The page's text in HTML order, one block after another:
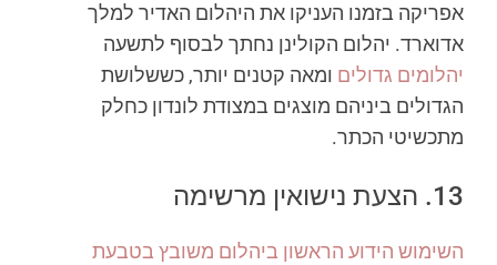
אפריקה בזמנו העניקו את היהלום האדיר למלך
אדוארד. יהלום הקולינן נחתך לבסוף לתשעה
יהלומים גדולים ומאה קטנים יותר, כששלושת
הגדולים ביניהם מוצגים במצודת לונדון כחלק
מתכשיטי הכתר.
13. הצעת נישואין מרשימה
השימוש הידוע הראשון ביהלום משובץ בטבעת